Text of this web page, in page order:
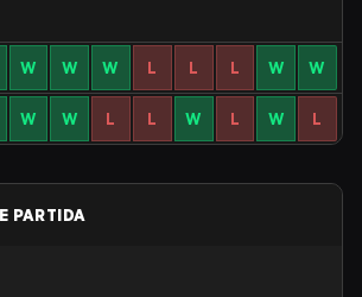
W W W L L L W W
W W L L W L W L
PARTIDA